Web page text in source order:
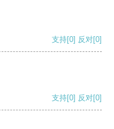
支持[0] 反对[0]
支持[0] 反对[0]